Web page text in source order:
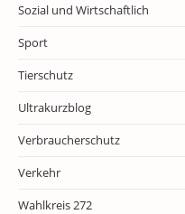
Sozial und Wirtschaftlich
Sport
Tierschutz
Ultrakurzblog
Verbraucherschutz
Verkehr
Wahlkreis 272